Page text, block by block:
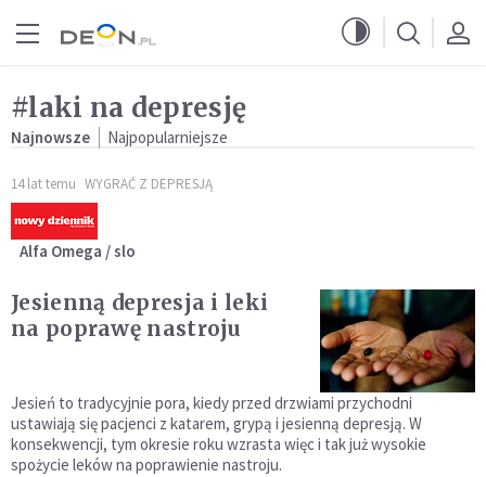
#laki na depresję
Najnowsze Najpopularniejsze
14 lat temu WYGRAĆ Z DEPRESJĄ
Alfa Omega / slo
Jesienną depresja i leki
na poprawę nastroju
Jesień to tradycyjnie pora, kiedy przed drzwiami przychodni
ustawiają się pacjenci z katarem, grypą i jesienną depresją. W
konsekwencji, tym okresie roku wzrasta więc i tak już wysokie
spożycie leków na poprawienie nastroju.